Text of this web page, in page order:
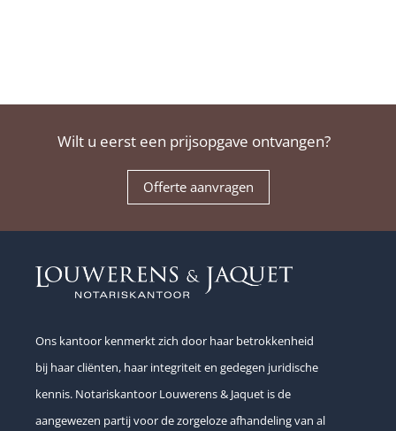
Wilt u eerst een prijsopgave ontvangen?
Offerte aanvragen
Ons kantoor kenmerkt zich door haar betrokkenheid
bij haar cliënten, haar integriteit en gedegen juridische
kennis. Notariskantoor Louwerens & Jaquet is de
aangewezen partij voor de zorgeloze afhandeling van al